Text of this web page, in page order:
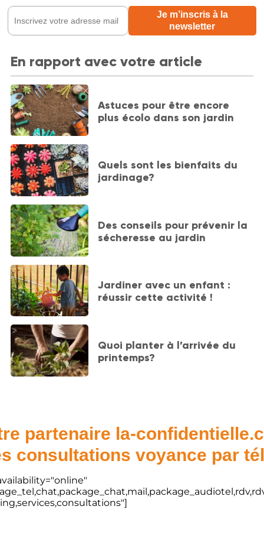
En rapport avec votre article
Astuces pour être encore
plus écolo dans son jardin
Quels sont les bienfaits du
jardinage?
Des conseils pour prévenir la
sécheresse au jardin
Jardiner avec un enfant :
réussir cette activité !
Quoi planter à l’arrivée du
printemps?
partenaire la-
consultations voyance par